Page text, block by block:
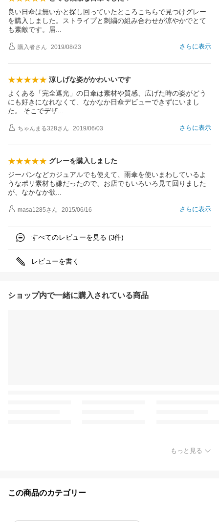
良い日傘は無いかと探し回っていたところこちらで見つけグレー
を購入しました。ストライプと刺繍の組み合わせが涼やかでとて
も素敵です。
届
さらに表示
購入者さん 2019/08/23
涼しげな姿がかわいいです
よくある「完全遮光」の日傘は素材や質感、広げた時の姿がどう
にも好きになれなくて、なかなか日傘デビューできずにいまし
た。 そこでデザ
さらに表示
ちゃんまる328さん 2019/06/03
グレーを購入しました
ジーパンなどカジュアルでも使えて、雨傘を使いまわしているよ
うなポリ素材も嫌だったので、お店でもいろいろ見て回りました
が、なかなか欲
さらに表示
masa1285さん 2015/06/16
すべてのレビューを見る (3件)
レビューを書く
ショップ内で一緒に購入されている商品
もっと見る
この商品のカテゴリー